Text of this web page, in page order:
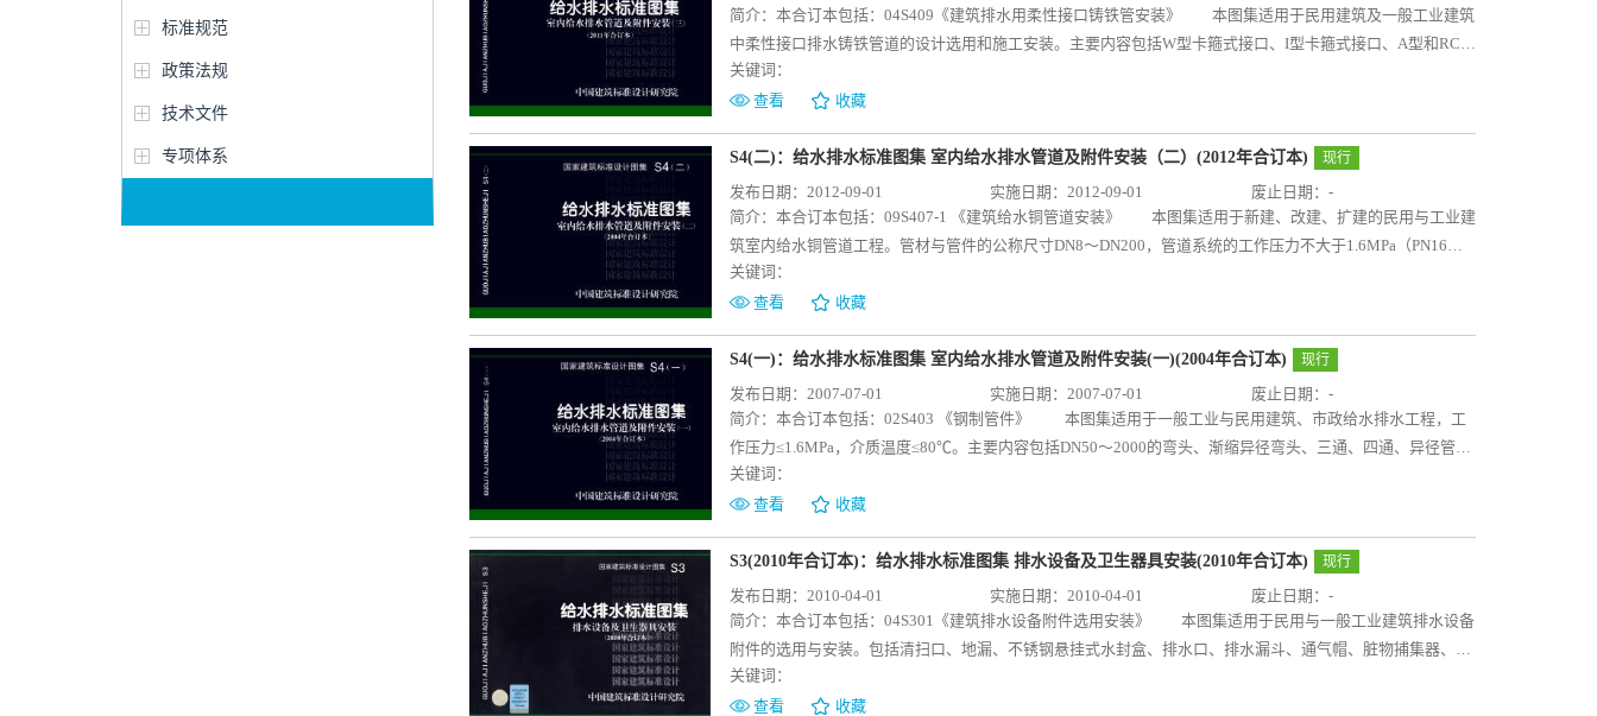
标准规范
政策法规
技术文件
专项体系
圈、预制混凝土装配式雨水口铸铁井圈、雨水口箅子及井圈。图集对雨水口的设计原则、施工要求也作了介
绍，便于设计选用，并可直接按图施工。 02(03)S515《排水检查井（2003年局部修改版）》 本图集
与02S515配合使用95(03)S517《排水管道出水口（2003年局部修改版）》 本图集与95S517配合使用
95S517《排水管道出水口》 本图集适用于八字式、一字式、门字式排水管道出水口做法。08SS523 《建
内埋地塑料排水管道外径不大于800mm、埋设深度不大于6m、不下井操作的塑料排水（雨、污水）检查井工
程的设计、施工和维护保养。主要内容：图集中包括检查井、排出管汇合连接、跌水井、水封井、三种单箅雨
水口和明沟雨水口等的内容。详细介绍了井座、井筒、配件、井盖等部件的设计选用和开挖、安装、回填等施
工要求。图中分别编制了常用各种检查井的部件组合图；井盖、雨水口、基础及回填的施工图；各种部件的外
形图及规格尺寸表；检查井力学计算例题及图表。上述内容可供设计人员选用，施工人员搭配和选购部件及指
导施工。12S522 《混凝土模块式排水检查井》 本图集适用于市政及工业与民用建筑室外无内压的圆形排
0.4～4.0m之间。结构抗震设防烈度不大于8度（0.2g、0.30g）。矩形井按有地下水及无地下水两种情况设计，
排水检查井选用与施工详图；Φ900～Φ1500mm圆形沉泥井选用与施工详图；矩形和半圆形竖槽式混凝土模块
式跌水井选用与施工详图。 本图集根据混凝土模块产品及其作为井室墙体材料的砌筑技术发展，对
05SS522《混凝土模块式排水检查井》进行修编。本图集采用混凝土模块作为排水检查井墙体的砌筑材料替代
粘土实心砖，对节约土地资源、保护生态环境将起到积极作用。
适用于DN300～DN1000、工作压力≤15MPa的室外给水排水自承式圆弧形架空钢管工程。适用于抗震设防烈
度为8度及8度以下地区。主要内容包括DN300～DN1000八个规格的室外给水排水自承式圆弧形架空钢管在不
同的工作压力、不同的基本风压、是否保温、不同壁厚等工况下的允许跨度选用表，以及支墩详图。本图集通
过表格的形式，提供了设计所需的数据，为设计节省了大量的结构计算工作量。10S505《柔性接口给水管道支
程中无地下水（即地下水位低于支墩底面）及有地下水条件下（地下水位低于设计地面以下0.5m）的室外柔性
接口埋地给水管道常用支墩，特殊支墩需另行设计；适用于管道内径为100～2000mm的铸铁管（包括球墨铸铁
管、未经退火处理的球态铸铁管等）、混凝土管（包括钢筋混凝土管、预应力混凝土管、预应力钢筒混凝土
管）、化学管材管[包括硬聚氯乙烯圆管（UPVC）、聚乙烯圆管（PE）、玻璃纤维增强塑料管（GRP、FRP）
等]；图集适用的管道设计内水压力为Fwd,k=0.8～1.1MPa，管顶覆土深度：当管内径D=100～500m时，管顶覆
土为Hs≥0.7m；当管内径D=600～2000mm时，管顶覆土为Hs≥1.0m；适用于给水管道采用橡胶圈作为止水件的
湿陷性黄土、多年冻土、膨胀土地区的支墩需另行设计，软土地区支墩的沉降问题应特殊考虑。支墩下持力层
的地基承载力特征值fak不应小于80kPa，否则应另行设计；适用于非抗震设防区和抗震设防烈度小于或等于9
度的地区。图集内容包括水平弯管、水平三通、水平管堵、垂直向上（下）弯管支墩等室外埋地管道常用支墩
的选用及施工详图，设计人员可直接选用，施工人员可直接按图施工。10S507《建筑小区埋地塑料给水管道施
工》 本图集为新编图集，该图集适用于管顶最大覆土深度小于或等于3.0m，管径系列范围为dn20～315，
长期水温不高于30℃，工作压力不大于0.7MPa的建筑小区和工业厂区中生活区的埋地塑料给水管道工程；适用
地基土为淤泥、淤泥质土、冲填土等软土地基时，应根据相关规范进行地基处理，达到本图集规定的设计条件
程另做处理。 图集主要编制了硬聚氯乙烯（PVC-U）、抗冲改性聚氯乙烯（PVC-M）、氯化聚氯乙烯
（PVC-C）、聚乙烯（PE）和钢丝网骨架塑料（聚乙烯）复合管等五种管材的性能和规格；粘接连接、橡胶圈
柔性连接、鞍形连接、法兰连接、热熔连接和电熔连接等安装详图；管道附属构筑物、直埋阀门等施工详图。
设计人员可直接选用，施工人员可照图施工。
简介： 本合订本包括：04S409《建筑排水用柔性接口铸铁管安装》 本图集适用于民用建筑及一般工业建筑
中柔性接口排水铸铁管道的设计选用和施工安装。主要内容包括W型卡箍式接口、I型卡箍式接口、A型和RC型
法兰承插式接口、B型法兰全承插式接口等型式的柔性接口排水铸铁管道连接、立管和横管安装。图集对管件
组合尺寸、管件规格及尺寸作了详细介绍，便于设计选用和施工安装。10S406《建筑排水塑料管道安装》是对
96S406《建筑排水用硬聚氯乙烯(PVC－U)管道安装》的修编图集。 本图集编制了硬聚氯乙烯实壁管、芯
层发泡硬聚氯乙烯管、中空壁消音硬聚氯乙烯管、高密度聚乙烯管、聚丙烯静音排水管材等五种排水管材。图
集适用于新建、改建、扩建建筑高度不大于100m的民用及工业建筑中无压排水系统塑料管道安装，管径范围
为公称外径dn32～200，本图集不含特殊单立管排水系统的内容。排入管道的水温：硬聚氯乙烯类管道不大于
40℃，瞬时不应超过60℃；高密度聚乙烯管道及聚丙烯静音管道不大于70℃，瞬时不应超过90℃。在排水水质
侵蚀塑料管材的条件下不得采用。 为便于设计和施工人员选用，图集首先编制了管材的性能及接口，再逐
步对各种管材的施工及安装进行阐述。图纸部分主要编制了管材及管件的规格、尺寸和壁厚；粘接连接、橡胶
圈等大样图；管道穿楼板、屋面、承重墙等节点详图及管件详图等。设计人员可直接选用，施工人员可照图施
工。10SS410 《建筑特殊单立管排水系统安装》 本图集为新编图集，适用于新建、改建及扩建的多层、高
层民用建筑中特殊单立管排水系统的设计选用及施工安装。 主要内容包括：特殊单立管排水系统设计选用
说明，GY型旋流式铸铁苏维托单立管排水系统、XTN铸铁单立管排水系统、吉博力型HDPE苏维托单立管排水
系统、CHT加强旋流器单立管排水系统、SUNS加强旋流器单立管排水系统、WAB加强旋流器单立管排水系
统、GY型加强旋流器单立管排水系统、XTN型加强旋流器单立管排水系统、漩流降噪型单立管排水系统、RBS
道安装》、04S409《建筑排水用柔性接口铸铁管安装》配套使用。
关键词：
查看
收藏
S4(二)：给水排水标准图集 室内给水排水管道及附件安装（二）(2012年合订本) 现行
发布日期：2012-09-01 实施日期：2012-09-01
废止日期：-
简介： 本合订本包括：09S407-1 《建筑给水铜管道安装》 本图集适用于新建、改建、扩建的民用与工业建
筑室内给水铜管道工程。管材与管件的公称尺寸DN8～DN200，管道系统的工作压力不大于1.6MPa（PN16，
1.6N/mm2）。本次修编调整了无缝紫铜管管材规格，取消了T2牌号管材，明确了不同连接方式的适用条件，
增加了环压式管道连接方式和分水器安装，补充完善了水表安装及立管与干管、支管连接等。用于指导建筑给
水铜管道的正确选用和施工安装。10S407-2《建筑给水薄壁不锈钢管道安装》国家建筑标准设计图集适用于新
建、改建和扩建的民用与工业建筑生活给水、生活热水、直饮水等用薄壁不锈钢管道工程。管材与管件的公称
尺寸 DN10～DN300，管道系统的工作压力不大于1.6MPa(1.6N/mm2)。温度不大于100℃，不低于-10℃（若采
用橡胶密封圈时）。 主要内容包括：薄壁不锈钢管材的牌号、性能及成分，薄壁不锈钢管材的塑覆层类
型、规格尺寸及性能指标，常见的管道连接方式，管道穿伸缩、沉降和抗震缝措施，管道穿墙体、池壁、楼
板、屋面安装、管道自然补偿安装，水表和分水器安装，水嘴、自闭式冲洗阀、角阀和球阀的安装详图和管件
等。 本次修编根据薄壁不锈钢管道行业发展的最新成果，对原有连接方式进行了补充完善，增加了若干种
钢管道连接种类繁多，规范建筑给水薄壁不锈钢管市场编制了该图集。用于建筑给水薄壁不锈钢管道的选用和
施工。10SS410 《建筑特殊单立管排水系统安装》 本图集为新编图集，适用于新建、改建及扩建的多层、
高层民用建筑中特殊单立管排水系统的设计选用及施工安装。 主要内容包括：特殊单立管排水系统设计选
用说明，GY型旋流式铸铁苏维托单立管排水系统、XTN铸铁单立管排水系统、吉博力型HDPE苏维托单立管排
水系统、CHT加强旋流器单立管排水系统、SUNS加强旋流器单立管排水系统、WAB加强旋流器单立管排水系
统、GY型加强旋流器单立管排水系统、XTN型加强旋流器单立管排水系统、漩流降噪型单立管排水系统、RBS
关键词：
查看
收藏
S4(一)：给水排水标准图集 室内给水排水管道及附件安装(一)(2004年合订本) 现行
发布日期：2007-07-01 实施日期：2007-07-01
废止日期：-
简介： 本合订本包括：02S403 《钢制管件》 本图集适用于一般工业与民用建筑、市政给水排水工程，工
作压力≤1.6MPa，介质温度≤80℃。主要内容包括DN50～2000的弯头、渐缩异径弯头、三通、四通、异径管、
喇叭口、钢制法兰、管道伸缩接头、柔性管接头、通气管、吸水喇叭口等管件的规格、尺寸及制作。可指导钢
制管件的现场加工制作。02S404 《防水套管》 本图集适用于民用及一般工业建筑、市政给水排水工程构
（建）筑物。主要内容包括柔性防水套管、刚性防水套管、刚性防水翼环的做法。图集对防水套管的特点、选
用方法、加工、防腐、安装等作了详细介绍。03S401《管道和设备保温、防结露及电伴热》 本图集适用于
一般工业及民用建筑内（含地沟）给排水管道和设备的热水保温、冷水防结露、热水电伴热保温及冷水电伴热
防冻工程。主要内容包括金属管道、塑料给水管道、管道附件的保温、防结露和电伴热做法，绝热层、防潮层
及保护层的设置要求和材料选择，绝热层厚度计算和选用，电伴热的设置要求和电功率计算，保温、防结露、
电伴热的工程做法。图集增加了绝热层厚度计算、塑料管道的保温和防结露、电伴热的内容，更好地满足工程
设计及施工的需要。03S402 《室内管道支架及吊架》 本图集适用于民用建筑与一般工业建筑中的室内给
关键词：
查看
收藏
S3(2010年合订本)：给水排水标准图集 排水设备及卫生器具安装(2010年合订本) 现行
发布日期：2010-04-01 实施日期：2010-04-01
废止日期：-
简介： 本合订本包括：04S301《建筑排水设备附件选用安装》 本图集适用于民用与一般工业建筑排水设备
附件的选用与安装。包括清扫口、地漏、不锈钢悬挂式水封盒、排水口、排水漏斗、通气帽、脏物捕集器、毛
发聚集器、除渣箱、隔油器、阻火圈、不同材质排水管道连接等产品的构造和安装详图等内容。设计人员可按
图集选择产品及做法，施工人员可按图集订货及安装。当选择其它厂商的产品时，设计人员注意核对技术参数
关键词：
查看
收藏